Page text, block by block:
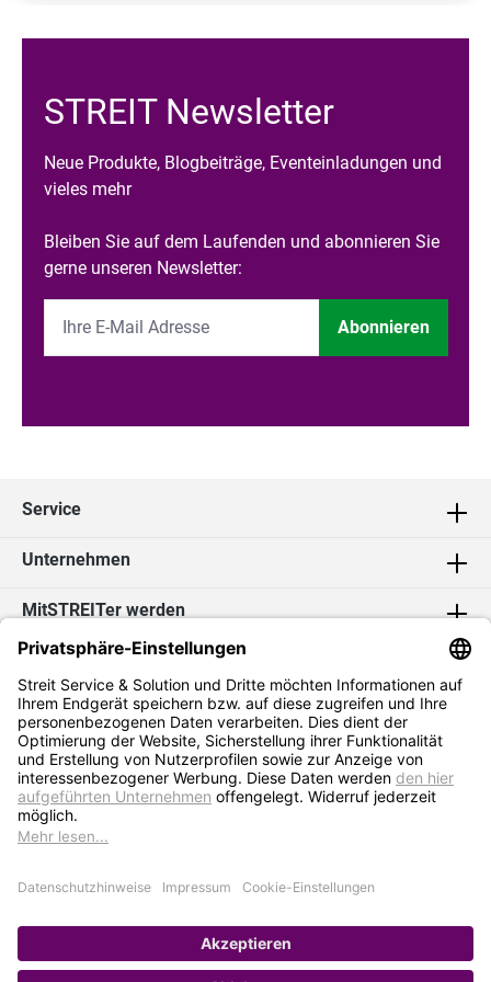
STREIT Newsletter
Neue Produkte, Blogbeiträge, Eventeinladungen und
vieles mehr
Bleiben Sie auf dem Laufenden und abonnieren Sie
gerne unseren Newsletter:
Abonnieren
Service
Unternehmen
MitSTREITer werden
Kontakt
Social Media
* Alle Preise exkl. MwSt. zzgl.Versandkosten
Impressum
Hinweisgebersystem
Erklärung zur Barrierefreiheit